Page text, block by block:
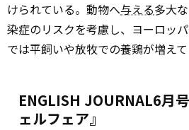
けられている。動物へ与える多大
染症のリスクを考慮し、ヨーロッ
では平飼いや放牧での養鶏が増えて
ENGLISH JOURNAL6月
ェルフェア』